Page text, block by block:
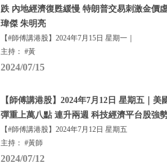
跌 內地經濟復甦緩慢 特朗普交易刺激金價
瑋傑 朱明亮
【#師傅講港股】2024年7月15日 星期一｜
主持： #黃
2024/07/15
【師傅講港股】2024年7月12日 星期五｜
彈重上萬八點 連升兩週 科技經濟平台股強
【#師傅講港股】2024年7月12日 星期五
主持： #黃師
2024/07/12